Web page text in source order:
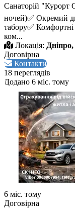
Санаторій "Курорт
ночей)✅ Окремий
табору✅
ком...
Локація:
Договірна
Контакти
18 переглядів
Додано 6 міс. тому
6 міс. тому
Договірна